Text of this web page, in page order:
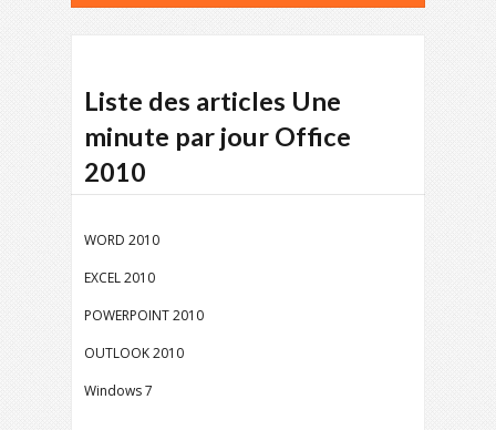
Liste des articles Une
minute par jour Office
2010
WORD 2010
EXCEL 2010
POWERPOINT 2010
OUTLOOK 2010
Windows 7